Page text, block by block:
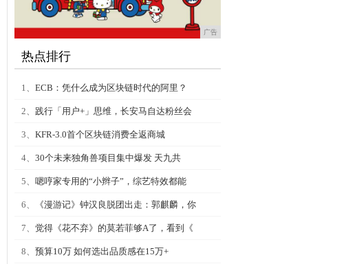
广告
热点排行
1、 ECB：凭什么成为区块链时代的阿里？
2、 践行「用户+」思维，长安马自达粉丝会
3、 KFR-3.0首个区块链消费全返商城
4、 30个未来独角兽项目集中爆发 天九共
5、 嗯哼家专用的“小辫子”，综艺特效都能
6、 《漫游记》钟汉良脱团出走：郭麒麟，你
7、 觉得《花不弃》的莫若菲够A了，看到《
8、 预算10万 如何选出品质感在15万+